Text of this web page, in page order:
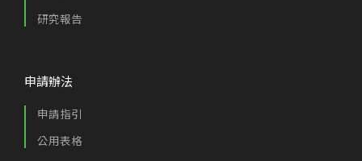
研究報告
申請辦法
申請指引
公用表格